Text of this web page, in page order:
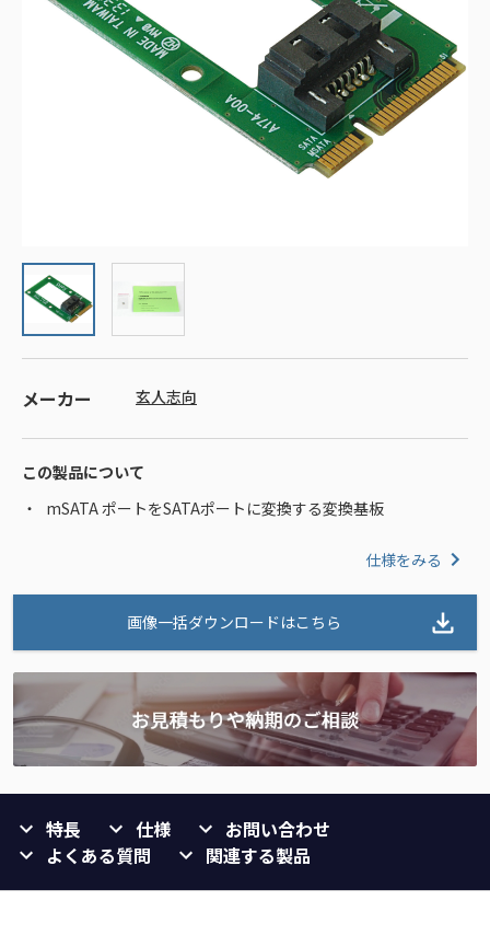
メーカー 玄人志向
この製品について
mSATA ポートをSATAポートに変換する変換基板
仕様をみる
画像一括ダウンロードはこちら
特長 仕様
お問い合わせ
よくある質問
関連する製品